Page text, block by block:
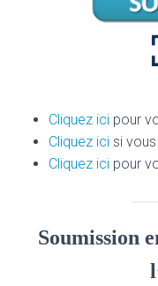
Cliquez ici pour
Cliquez ici si
Cliquez ici pour
Soumission